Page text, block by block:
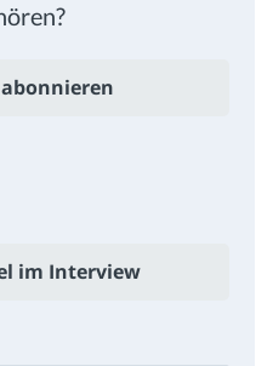
im Interview